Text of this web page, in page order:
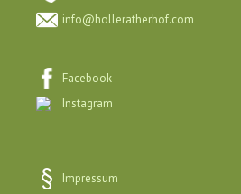
info@holleratherhof.com
Facebook
Instagram
Impressum